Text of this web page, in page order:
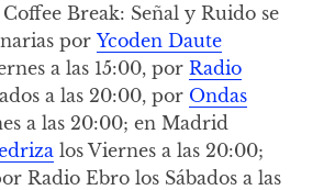
Coffee Break: Señal y Ruido se
por Ycoden Daute
a las 15:00, por Radio
a las 20:00, por Ondas
a las 20:00; en Madrid
los Viernes a las 20:00;
Radio Ebro los Sábados a las